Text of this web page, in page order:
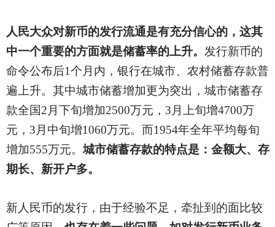
人民大众对新币的发行流通是有充分信心的，这其
中一个重要的方面就是储蓄率的上升。 发行新币的
命令公布后1个月内，银行在城市、农村储蓄存款普
遍上升。其中城市储蓄增加更为突出，城市储蓄存
款全国2月下旬增加2500万元，3月上旬增4700万
元，3月中旬增1060万元。而1954年全年平均每旬
增加555万元。城市储蓄存款的特点是：金额大、存
期长、新开户多。
新人民币的发行，由于经验不足，牵扯到的面比较